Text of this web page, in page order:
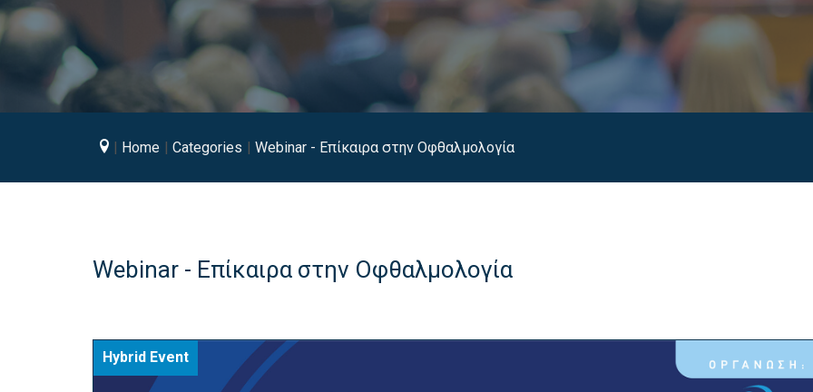
Home Categories Webinar - Επίκαιρα στην Οφθαλμολογία
Webinar - Επίκαιρα στην Οφθαλμολογία
Hybrid Event